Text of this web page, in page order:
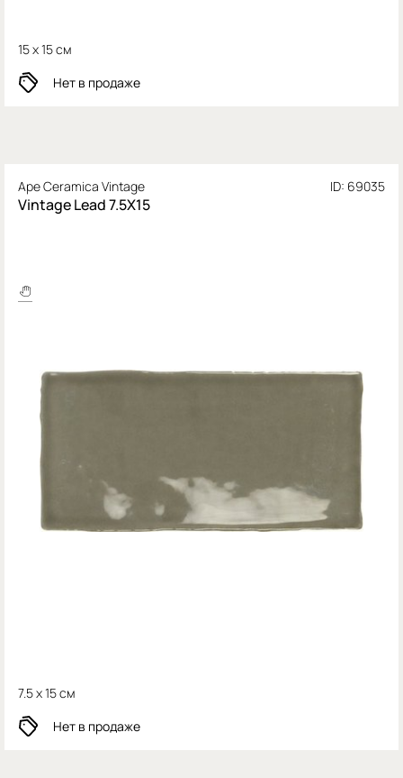
15 x 15 см
Нет в продаже
Ape Ceramica Vintage ID: 69035
Vintage Lead 7.5X15
7.5 x 15 см
Нет в продаже